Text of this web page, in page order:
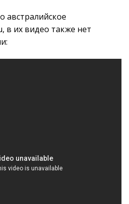
австралийское
в их видео также нет